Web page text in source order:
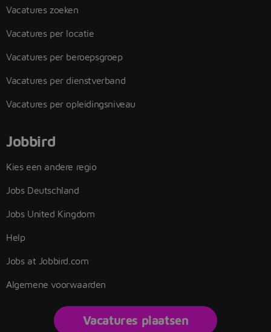
Vacatures zoeken
Vacatures per locatie
Vacatures per beroepsgroep
Vacatures per dienstverband
Vacatures per opleidingsniveau
Jobbird
Kies een andere regio
Jobs Deutschland
Jobs United Kingdom
Help
Jobs at Jobbird.com
Algemene voorwaarden
Vacatures plaatsen